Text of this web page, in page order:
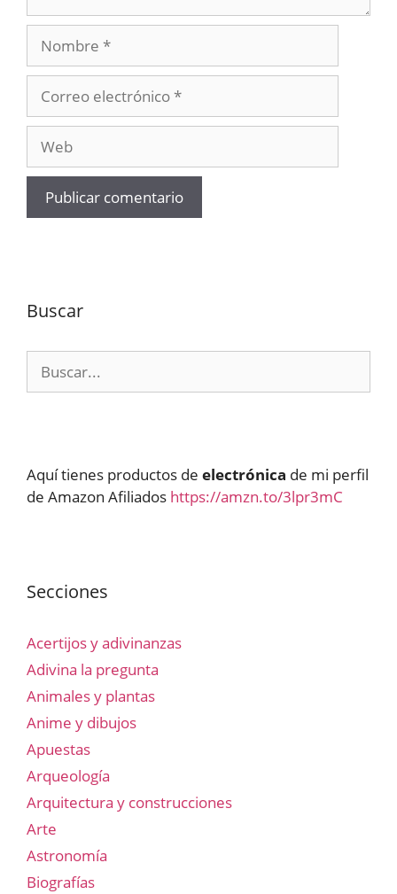
Nombre
electrónico
Buscar
Aquí tienes productos de electrónica de mi perfil
de Amazon Afiliados https://amzn.to/3lpr3mC
Secciones
Acertijos y adivinanzas
Adivina la pregunta
Animales y plantas
Anime y dibujos
Apuestas
Arqueología
Arquitectura y construcciones
Arte
Astronomía
Biografías